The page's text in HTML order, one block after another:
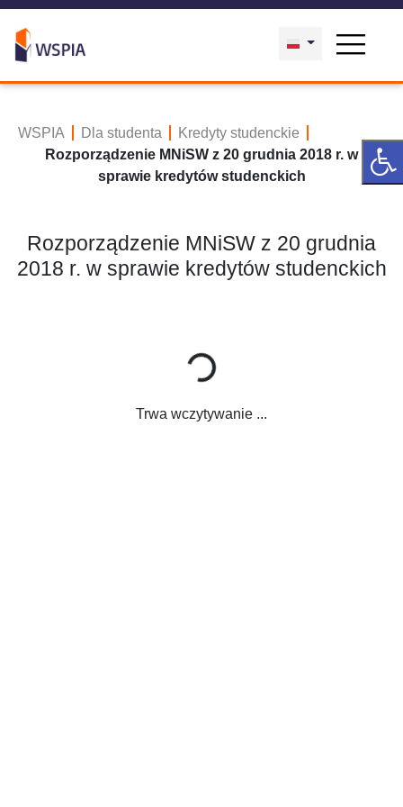
WSPIA Dla studenta
Kredyty studenckie
Rozporządzenie MNiSW z 20 grudnia 2018 r. w
sprawie kredytów studenckich
Rozporządzenie MNiSW z 20 grudnia
2018 r. w sprawie kredytów studenckich
Trwa wczytywanie ...
Trwa wczytywanie ...